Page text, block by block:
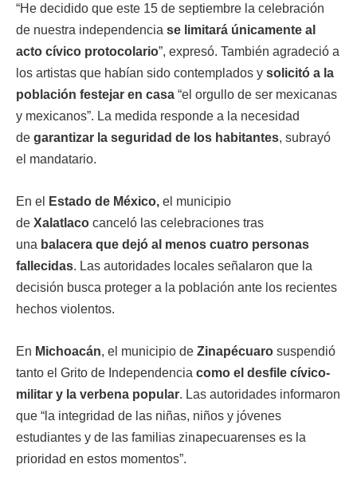
“He decidido que este 15 de septiembre la celebración
de nuestra independencia se limitará únicamente al
acto cívico protocolario”, expresó. También agradeció a
los artistas que habían sido contemplados y solicitó a la
población festejar en casa “el orgullo de ser mexicanas
y mexicanos”. La medida responde a la necesidad
de garantizar la seguridad de los habitantes, subrayó
el mandatario.
En el Estado de México, el municipio
de Xalatlaco canceló las celebraciones tras
una balacera que dejó al menos cuatro personas
fallecidas. Las autoridades locales señalaron que la
decisión busca proteger a la población ante los recientes
hechos violentos.
En Michoacán, el municipio de Zinapécuaro suspendió
tanto el Grito de Independencia como el desfile cívico-
militar y la verbena popular. Las autoridades informaron
que “la integridad de las niñas, niños y jóvenes
estudiantes y de las familias zinapecuarenses es la
prioridad en estos momentos”.